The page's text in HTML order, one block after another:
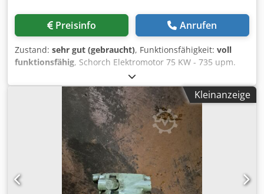
Preisinfo Anrufen
Zustand: sehr gut (gebraucht), Funktionsfähigkeit: voll
funktionsfähig, Schorch Elektromotor 75 KW - 735 upm.
Chodpfx Aoxvpqboa Eoa Für Gatterantrieb direkt. Mit
verstärkter Lagerung. Mit Riemenscheibe 400 mm
Kleinanzeige